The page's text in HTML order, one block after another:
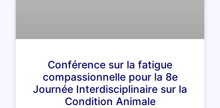
Conférence sur la fatigue
compassionnelle pour la 8e
Journée Interdisciplinaire sur la
Condition Animale